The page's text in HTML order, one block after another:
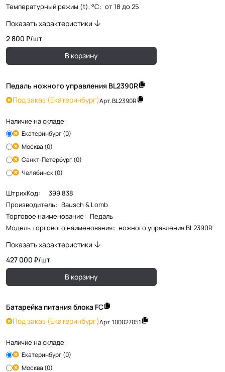
Температурный режим (t), °С: от 18 до 25
Показать характеристики
2 800 ₽/шт
В корзину
Педаль ножного управления BL2390R
Под заказ (Екатеринбург)Арт.BL2390R
Наличие на складе:
Екатеринбург (0)
Москва (0)
Санкт-Петербург (0)
Челябинск (0)
ШтрихКод:
399 838
Производитель: Bausch & Lomb
Торговое наименование: Педаль
Модель торгового наименования: ножного управления BL2390R
Показать характеристики
427 000 ₽/шт
В корзину
Батарейка питания блока FC
Под заказ (Екатеринбург)Арт.100027051
Наличие на складе:
Екатеринбург (0)
Москва (0)